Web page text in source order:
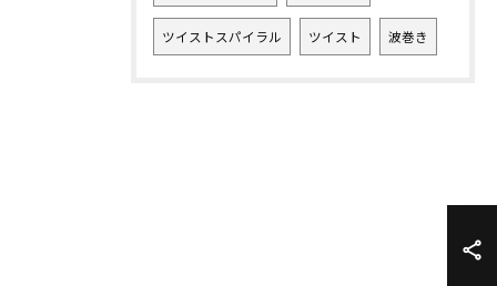
ツイストスパイラル ツイスト 波巻き